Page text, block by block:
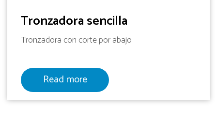
Tronzadora sencilla
Tronzadora con corte por abajo
Read more